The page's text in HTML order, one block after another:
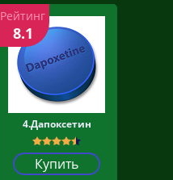
4.Дапоксетин
Купить
Рейтинг
8.1